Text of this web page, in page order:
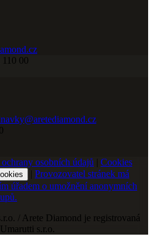
00
ochrany osobních údajů | Cookies
| Provozovatel stránek má
úřadem o umožnění anonymních
/ Arete Diamond je registrovaná
s.r.o.